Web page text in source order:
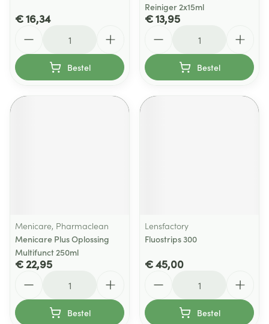
€ 16,34
Bestel
Reiniger 2x15ml
€ 13,95
Bestel
Menicare, Pharmaclean
Menicare Plus Oplossing
Multifunct 250ml
€ 22,95
Bestel
Lensfactory
Fluostrips 300
€ 45,00
Bestel